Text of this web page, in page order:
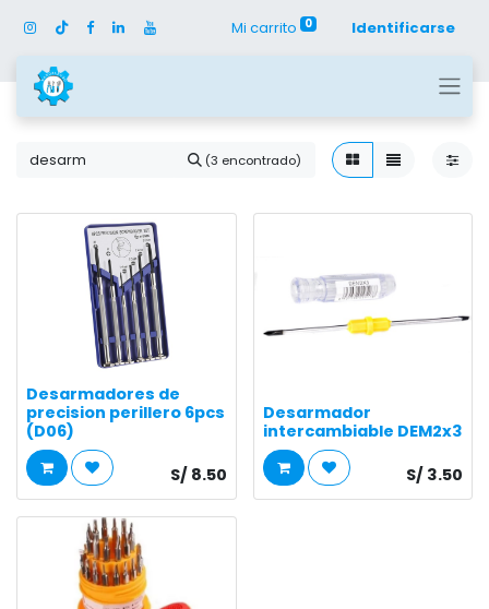
Mi carrito 0 Identificarse
(3 encontrado)
Desarmadores de
precision perillero 6pcs
(D06)
S/ 8.50
Desarmador
intercambiable DEM2x3
S/ 3.50